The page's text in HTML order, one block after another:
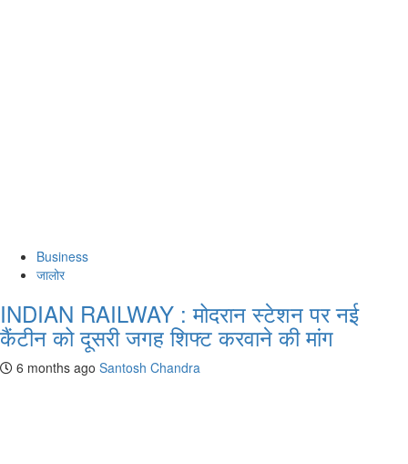
Business
जालोर
INDIAN RAILWAY : मोदरान स्टेशन पर नई
कैंटीन को दूसरी जगह शिफ्ट करवाने की मांग
6 months ago Santosh Chandra